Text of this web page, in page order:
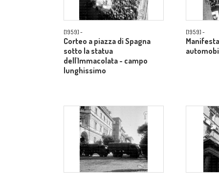
[1959] -
Corteo a piazza di Spagna
sotto la statua
dell'Immacolata - campo
lunghissimo
[1959] -